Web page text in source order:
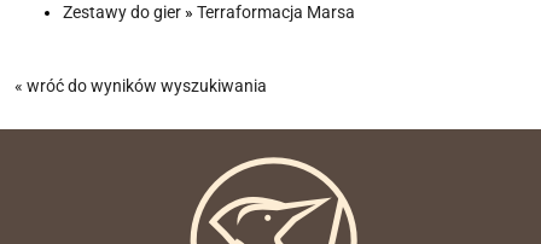
Zestawy do gier » Terraformacja Marsa
« wróć do wyników wyszukiwania